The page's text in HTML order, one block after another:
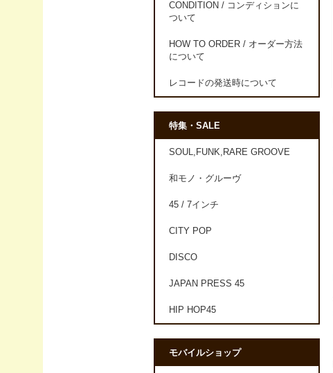
CONDITION / コンディションに
ついて
HOW TO ORDER / オーダー方法
について
レコードの発送時について
特集・SALE
SOUL,FUNK,RARE GROOVE
和モノ・グルーヴ
45 / 7インチ
CITY POP
DISCO
JAPAN PRESS 45
HIP HOP45
モバイルショップ